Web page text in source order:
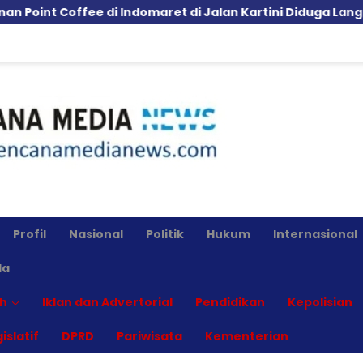
di Indomaret di Jalan Kartini Diduga Langgar GSB,
Profil Nasional Politik Hukum Internasional
Iklan dan Advertorial Pendidikan Kepolisian
DPRD Pariwisata Kementerian